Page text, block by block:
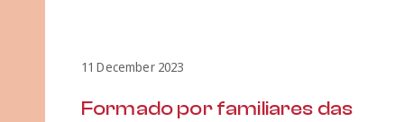
11 December 2023
Formado por familiares das